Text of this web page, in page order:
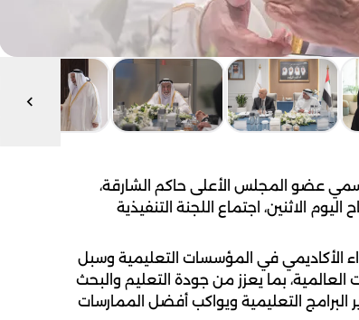
عضو المجلس الأعلى حاكم الشارقة،
الاثنين، اجتماع اللجنة التنفيذية
الأكاديمي في المؤسسات التعليمية وسبل
بما يعزز من جودة التعليم والبحث
البرامج التعليمية ويواكب أفضل الممارسات